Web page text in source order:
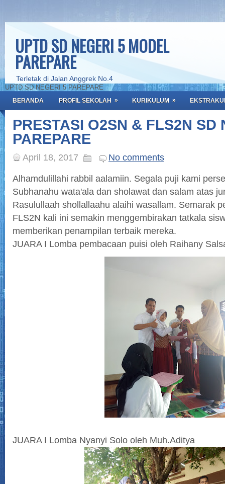
UPTD SD NEGERI 5 MODEL
PAREPARE
Terletak di Jalan Anggrek No.4
UPTD SD NEGERI 5 PAREPARE
BERANDA PROFIL SEKOLAH » KURIKULUM »
PRESTASI O2SN & FLS2N SD
PAREPARE
April 18, 2017
No comments
Alhamdulillahi rabbil aalamiin. Segala puji kami
Subhanahu wata'ala dan sholawat dan salam atas
Rasulullaah shollallaahu alaihi wasallam. Semarak
FLS2N kali ini semakin menggembirakan tatkala
memberikan penampilan terbaik mereka.
JUARA I Lomba pembacaan puisi oleh Raihany
JUARA I Lomba Nyanyi Solo oleh Muh.Aditya